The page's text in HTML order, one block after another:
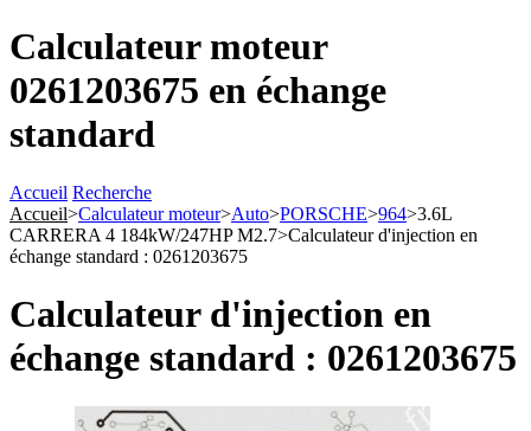
Calculateur moteur
0261203675 en échange
standard
Accueil Recherche
Accueil>Calculateur moteur>Auto>PORSCHE>964>3.6L
CARRERA 4 184kW/247HP M2.7>Calculateur d'injection en
échange standard : 0261203675
Calculateur d'injection en
échange standard : 0261203675